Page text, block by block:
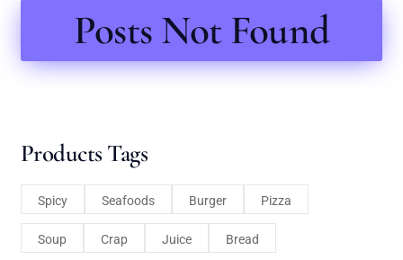
Posts Not Found
Products Tags
Spicy Seafoods Burger Pizza
Soup Crap Juice Bread